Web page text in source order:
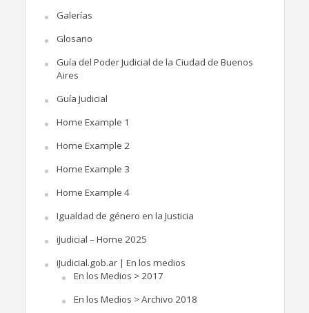
Galerías
Glosario
Guía del Poder Judicial de la Ciudad de Buenos
Aires
Guía Judicial
Home Example 1
Home Example 2
Home Example 3
Home Example 4
Igualdad de género en la Justicia
iJudicial – Home 2025
iJudicial.gob.ar | En los medios
En los Medios > 2017
En los Medios > Archivo 2018